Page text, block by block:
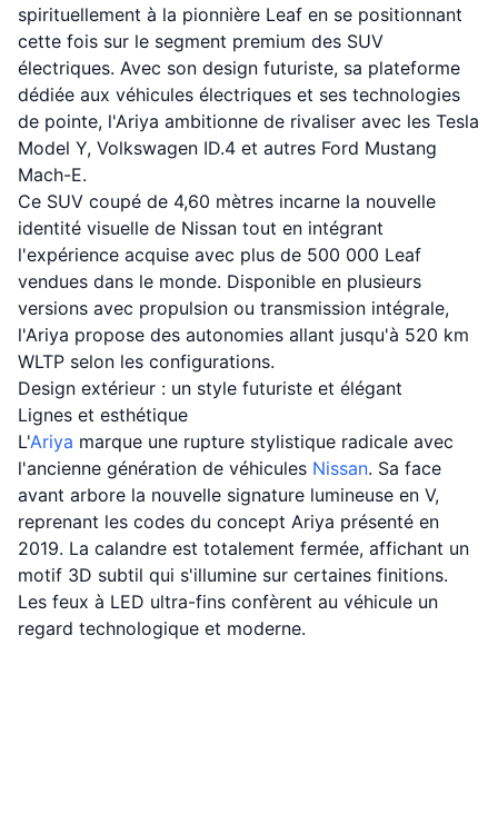
spirituellement à la pionnière Leaf en se positionnant
cette fois sur le segment premium des SUV
électriques. Avec son design futuriste, sa plateforme
dédiée aux véhicules électriques et ses technologies
de pointe, l'Ariya ambitionne de rivaliser avec les Tesla
Model Y, Volkswagen ID.4 et autres Ford Mustang
Mach-E.
Ce SUV coupé de 4,60 mètres incarne la nouvelle
identité visuelle de Nissan tout en intégrant
l'expérience acquise avec plus de 500 000 Leaf
vendues dans le monde. Disponible en plusieurs
versions avec propulsion ou transmission intégrale,
l'Ariya propose des autonomies allant jusqu'à 520 km
WLTP selon les configurations.
Design extérieur : un style futuriste et élégant
Lignes et esthétique
L'Ariya marque une rupture stylistique radicale avec
l'ancienne génération de véhicules Nissan. Sa face
avant arbore la nouvelle signature lumineuse en V,
reprenant les codes du concept Ariya présenté en
2019. La calandre est totalement fermée, affichant un
motif 3D subtil qui s'illumine sur certaines finitions.
Les feux à LED ultra-fins confèrent au véhicule un
regard technologique et moderne.